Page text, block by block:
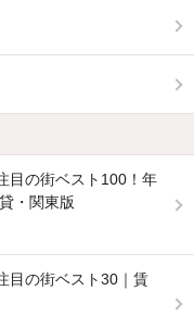
目の街ベスト100！年
・関東版
目の街ベスト30｜賃